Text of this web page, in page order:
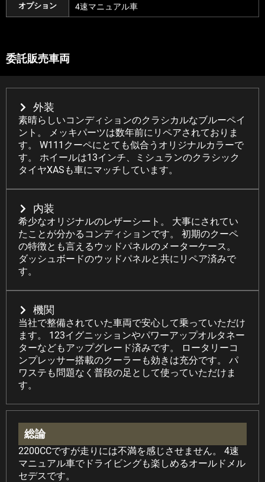
オプション 4速マニュアル車
委託販売車両
外装
素晴らしいコンディションのクラシカルなブルーペイ
ント。 メッキパーツは数年前にリペアされておりま
す。 W111クーペにとても似合うオリジナルカラーで
す。 ホイールは13インチ、ミシュランのクラシック
タイヤXASも車にマッチしています。
内装
希少なオリジナルのレザーシート。 大事にされてい
たことが分かるコンディションです。 初期のクーペ
の特徴とも言えるウッドパネルのメーターケース。
ダッシュボードのウッドパネルと共にリペア済みで
す。
機関
当社で整備されていた車両で安心して乗っていただけ
ます。 123イグニッションやパワーアップオルタネー
ターなどもアップグレード済みです。 ロータリーコ
ンプレッサー搭載のクーラーも効きは充分です。 パ
ワステも問題なく普段の足として使っていただけま
す。
総論
2200CCですが走りには不満を感じさせません。 4速
マニュアル車でドライビングも楽しめるオールドメル
セデスです。